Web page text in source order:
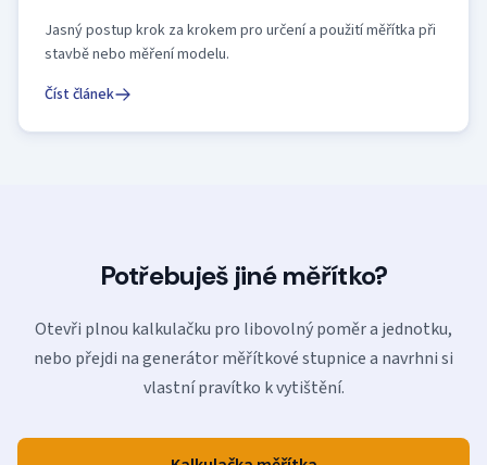
Jasný postup krok za krokem pro určení a použití měřítka při
stavbě nebo měření modelu.
Číst článek
Potřebuješ jiné měřítko?
Otevři plnou kalkulačku pro libovolný poměr a jednotku,
nebo přejdi na generátor měřítkové stupnice a navrhni si
vlastní pravítko k vytištění.